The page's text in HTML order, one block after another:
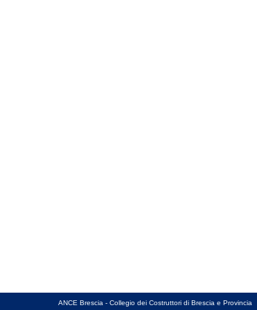
ANCE Brescia - Collegio dei Costruttori di Brescia e Provincia